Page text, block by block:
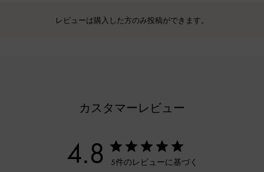
レビューは購入した方のみ投稿ができます。
カスタマーレビュー
4.8 5件のレビューに基づく